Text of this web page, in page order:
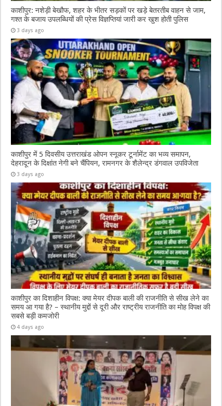
काशीपुर: नशेड़ी बेखौफ, शहर के भीतर सड़कों पर खड़े बेतरतीब वाहन से जाम,
गश्त के बजाय उपलब्धियों की प्रेस विज्ञप्तियां जारी कर खुश होती पुलिस
3 days ago
काशीपुर में 5 दिवसीय उत्तराखंड ओपन स्नूकर टूर्नामेंट का भव्य समापन,
देहरादून के दिक्षांत नेगी बने चैंपियन, रामनगर के शैलेन्द्र डंगवाल उपविजेता
3 days ago
काशीपुर का दिशाहीन विपक्ष: क्या मेयर दीपक बाली की राजनीति से सीख लेने का
समय आ गया है? – स्थानीय मुद्दों से दूरी और राष्ट्रीय राजनीति का मोह विपक्ष की
सबसे बड़ी कमजोरी
4 days ago